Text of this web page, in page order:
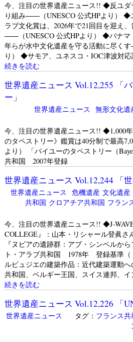
今、注目の世界遺産ニュース!! ◆反ユダ
り組み――（UNESCO 公式HPより） ◆
ラブ文化賞は、2026年で21回目を迎え
――（UNESCO 公式HPより） ◆パナマ
年らが水中文化遺産を守る活動に尽く
り） ◆サモア、ユネスコ・IOC津波対
続きを読む
世界遺産ニュース Vol.12,255 「
ー」
世界遺産ニュース 無形文化遺
今、注目の世界遺産ニュース!! ◆1,000
のタペストリー》鑑賞は40分制で最高
より） 「バイユーのタペストリー（
共和国 2007年登録
世界遺産ニュース Vol.12,244 「
世界遺産ニュース 危機遺産 文化遺産
共和国 クロアチア共和国 フラン
今、注目の世界遺産ニュース!! ◆J-
COLLEGE』：山本・リシャール登眞さ
『ヌビアの遺跡群：アブ・シンベルか
ト・アラブ共和国 1978年 登録基準
ルビュジエの建築作品：近代建築運動
共和国、ベルギー王国、スイス連邦、
続きを読む
世界遺産ニュース Vol.12,226 「
世界遺産ニュース タグ： フランス共